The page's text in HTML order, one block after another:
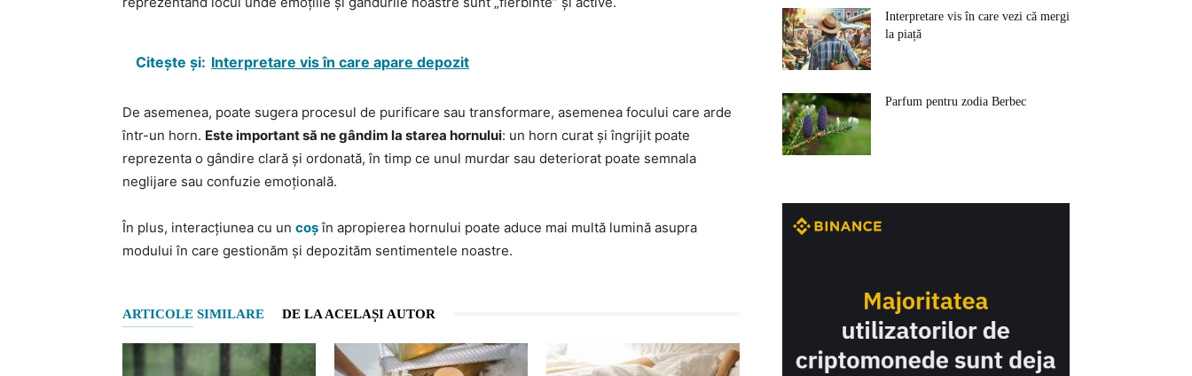
Citește și: Interpretare vis în care apare depozit
De asemenea, poate sugera procesul de purificare sau transformare, asemenea focului care arde
într-un horn. Este important să ne gândim la starea hornului: un horn curat și îngrijit poate
reprezenta o gândire clară și ordonată, în timp ce unul murdar sau deteriorat poate semnala
neglijare sau confuzie emoțională.
În plus, interacțiunea cu un coșîn apropierea hornului poate aduce mai multă lumină asupra
modului în care gestionăm și depozităm sentimentele noastre.
ARTICOLE SIMILARE DE LA ACELAȘI AUTOR
Interpretare vis în care vezi că mergi
la piață
Parfum pentru zodia Berbec